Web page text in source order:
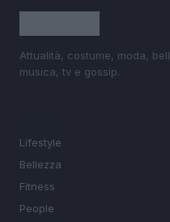
Attualità, costume, moda,
musica, tv e gossip.
Lifestyle
Bellezza
Fitness
People